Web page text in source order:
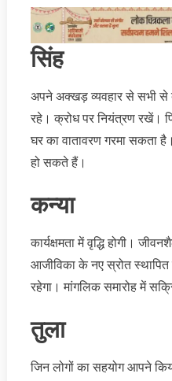
सिंह
अपने अक्खड़ व्यवहार से सभी से
रहे। क्रोध पर नियंत्रण रखें।
घर का वातावरण गरमा सकता
हो सकते हैं।
कन्या
कार्यक्षमता में वृद्धि होगी।
आजीविका के नए स्रोत स्थापित
रहेगा। मांगलिक समारोह में
तुला
जिन लोगों का सहयोग आपने